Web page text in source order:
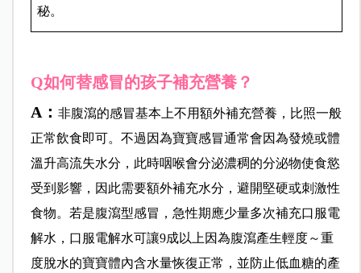
秘。
Q如何替感冒的孩子補充營養？
A： 非腹瀉的感冒基本上不用額外補充營養，比照一般
正常飲食即可。不過因為寶寶感冒通常會因為發燒或體
溫升高流失水分，此時咽喉會分泌濃稠的分泌物使食慾
受到影響，因此需要額外補充水分，避開堅硬或刺激性
食物。若是腹瀉型感冒，急性期應少量多次補充口服電
解水，口服電解水可讓9成以上因為腹瀉產生輕度～重
度脫水的寶寶體內含水量恢復正常，並防止低血糖的產